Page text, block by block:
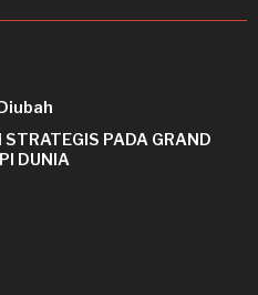
PADA GRAND
DUNIA